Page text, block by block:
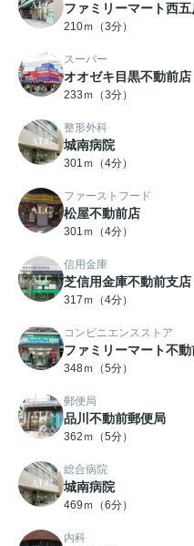
ファミリーマート西
210ｍ（3分）
スーパー
オオゼキ目黒不動前店
233ｍ（3分）
整形外科
城南病院
301ｍ（4分）
ファーストフード
松屋不動前店
301ｍ（4分）
信用金庫
芝信用金庫不動前支店
317ｍ（4分）
コンビニエンスストア
ファミリーマート不
348ｍ（5分）
郵便局
品川不動前郵便局
362ｍ（5分）
総合病院
城南病院
469ｍ（6分）
内科